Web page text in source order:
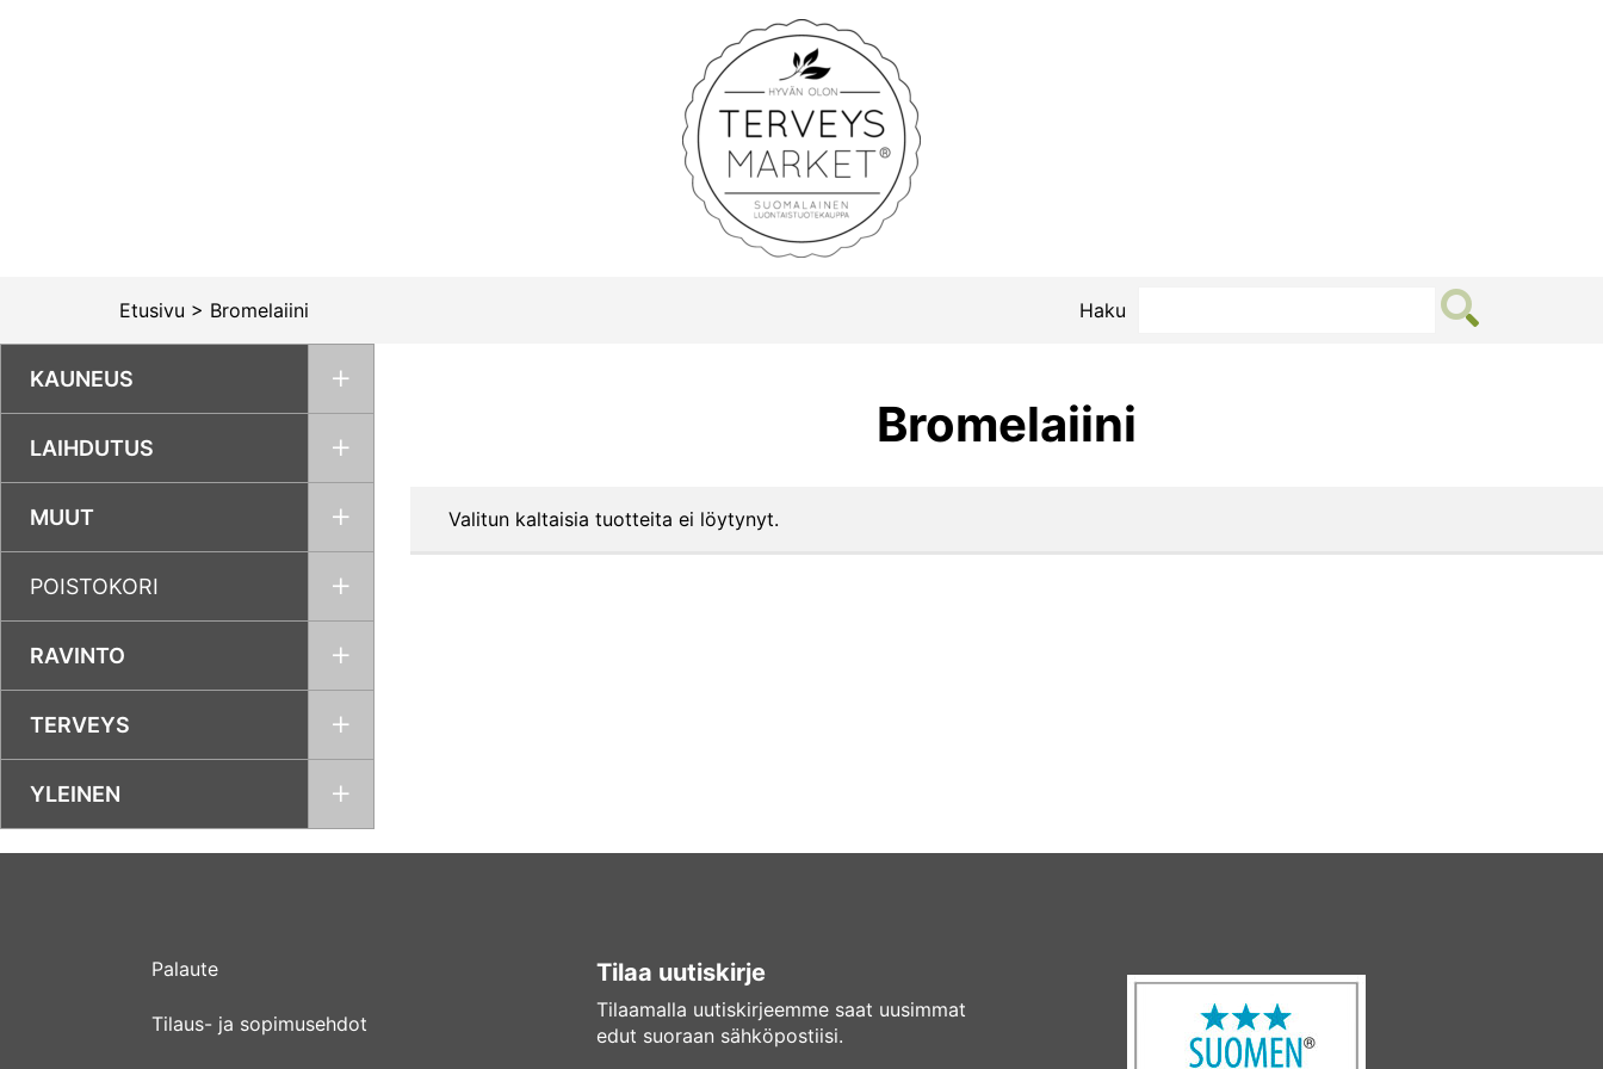
Terveysmarket
Etusivu > Bromelaiini Haku
KAUNEUS
LAIHDUTUS
MUUT
POISTOKORI
RAVINTO
TERVEYS
YLEINEN
Bromelaiini
Valitun kaltaisia tuotteita ei löytynyt.
Palaute
Tilaus- ja sopimusehdot
Tilaa uutiskirje
Tilaamalla uutiskirjeemme saat uusimmat
edut suoraan sähköpostiisi.